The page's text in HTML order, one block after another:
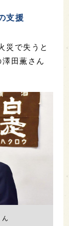
支援
災で失うと
田薫さん